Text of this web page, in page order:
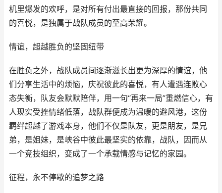
机里爆发的欢呼，是对所有付出最直接的回报，那份共同
的喜悦，是独属于战队成员的至高荣耀。
情谊，超越胜负的坚固纽带
在胜负之外，战队成员间逐渐滋长出更为深厚的情谊，他
们分享生活中的烦恼，庆祝彼此的喜悦，有人遭遇连败心
态失衡，队友会默默陪伴，用一句“再来一局”重燃信心，有
人现实受挫情绪低落，战队群便成为温暖的避风港，这份
羁绊超越了游戏本身，他们不仅是队友，更是朋友，是兄
弟，是姐妹，是峡谷中彼此最坚实的依靠，战队，因而从
一个竞技组织，变成了一个承载情感与记忆的家园。
征程，永不停歇的追梦之路